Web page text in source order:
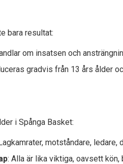
bara resultat:
om insatsen och
gradvis från 13 års ålder
i Spånga Basket:
motståndare, ledare,
: Alla är lika viktiga, oavsett